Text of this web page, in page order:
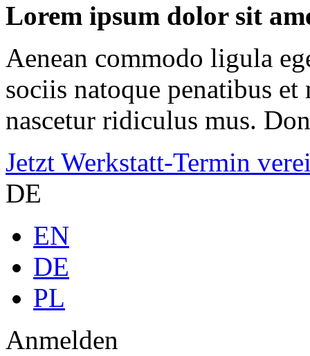
Lorem ipsum dolor sit
Aenean commodo ligula
sociis natoque penatibus
nascetur ridiculus mus.
Jetzt Werkstatt-Termin
DE
EN
DE
PL
Anmelden